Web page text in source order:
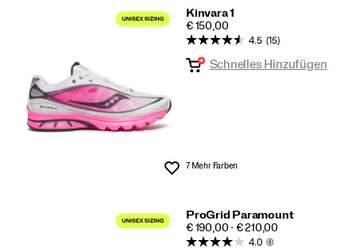
Kinvara 1
PRICE
€ 150,00
Wunschliste
4.5 (15)
Schnelles Hinzufügen
7 Mehr Farben
ProGrid Paramount
PRICE
€ 190,00 - € 210,00
4.0 (8)